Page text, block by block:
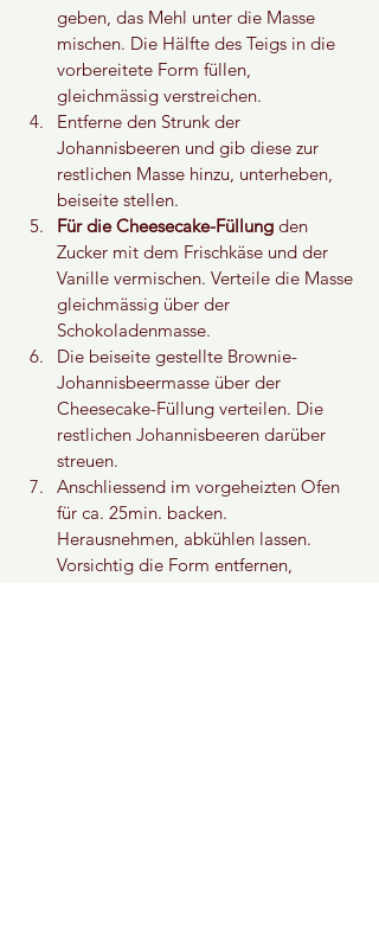
geben, das Mehl unter die Masse
mischen. Die Hälfte des Teigs in die
vorbereitete Form füllen,
gleichmässig verstreichen.
Entferne den Strunk der
Johannisbeeren und gib diese zur
restlichen Masse hinzu, unterheben,
beiseite stellen.
Für die Cheesecake-Füllung den
Zucker mit dem Frischkäse und der
Vanille vermischen. Verteile die Masse
gleichmässig über der
Schokoladenmasse.
Die beiseite gestellte Brownie-
Johannisbeermasse über der
Cheesecake-Füllung verteilen. Die
restlichen Johannisbeeren darüber
streuen.
Anschliessend im vorgeheizten Ofen
für ca. 25min. backen.
Herausnehmen, abkühlen lassen.
Vorsichtig die Form entfernen,